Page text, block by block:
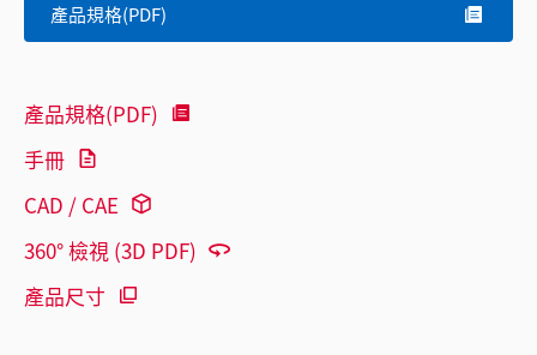
產品規格(PDF)
產品規格(PDF)
手冊
CAD / CAE
360° 檢視 (3D PDF)
產品尺寸